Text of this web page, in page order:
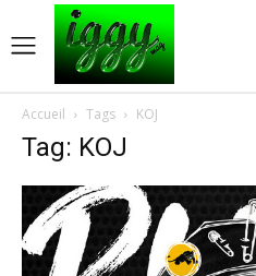
Accueil Tags KOJ
Tag: KOJ